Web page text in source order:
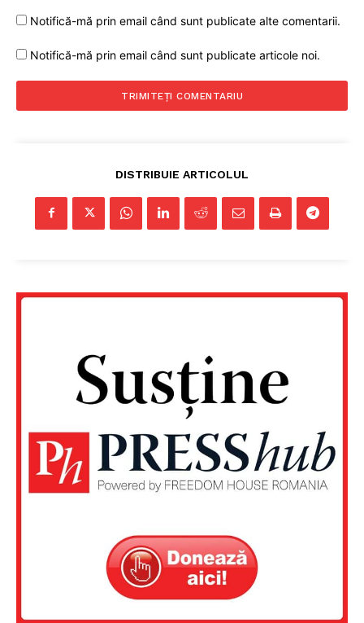
Despre noi / Echipa
Proiecte editoriale
Notifică-mă prin email când sunt publicate alte comentarii.
Notifică-mă prin email când sunt publicate articole noi.
DISTRIBUIE ARTICOLUL